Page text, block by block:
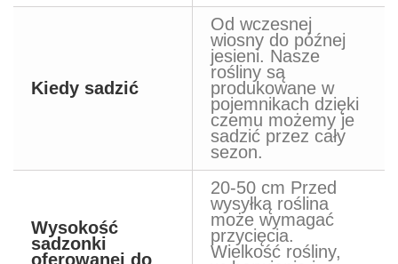
Kiedy sadzić
Od wczesnej
wiosny do późnej
jesieni. Nasze
rośliny są
produkowane w
pojemnikach dzięki
czemu możemy je
sadzić przez cały
sezon.
Wysokość
sadzonki
oferowanej do
20-50 cm Przed
wysyłką roślina
może wymagać
przycięcia.
Wielkość rośliny,